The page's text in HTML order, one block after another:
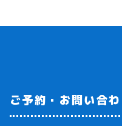
ご予約・お問い合